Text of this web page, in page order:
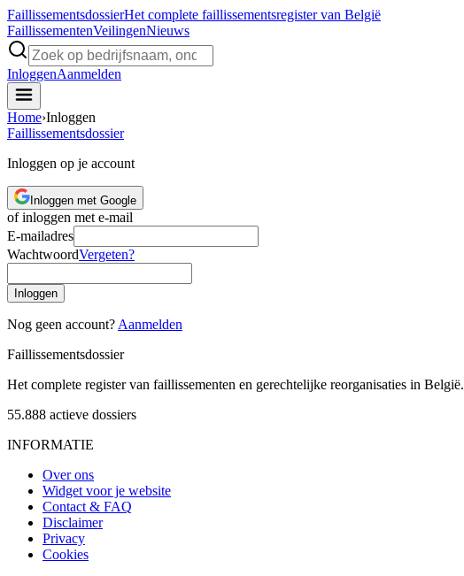
FaillissementsdossierHet complete faillissementsregister van België
FaillissementenVeilingenNieuws
InloggenAanmelden
Home›Inloggen
Faillissementsdossier
Inloggen op je account
Inloggen met Google
of inloggen met e-mail
E-mailadres
WachtwoordVergeten?
Inloggen
Nog geen account? Aanmelden
Faillissementsdossier
Het complete register van faillissementen en gerechtelijke reorganisaties in België.
55.888 actieve dossiers
INFORMATIE
Over ons
Widget voor je website
Contact & FAQ
Disclaimer
Privacy
Cookies